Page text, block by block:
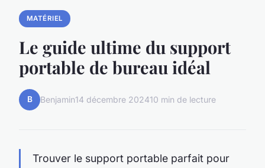
MATÉRIEL
Le guide ultime du support
portable de bureau idéal
B Benjamin14 décembre 202410 min de lecture
Trouver le support portable parfait pour